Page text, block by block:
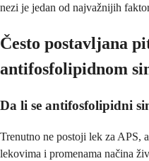
nezi je jedan od najvažnijih
Često postavljana
antifosfolipidnom
Da li se antifosfolipidni
Trenutno ne postoji lek za APS,
lekovima i promenama načina